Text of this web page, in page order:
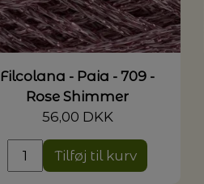
Filcolana - Paia - 709 -
Rose Shimmer
56,00 DKK
Tilføj til kurv